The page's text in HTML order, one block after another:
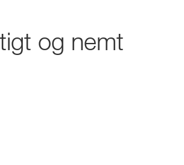
og nemt